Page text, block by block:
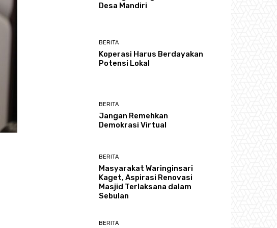
Desa Mandiri
BERITA
Koperasi Harus Berdayakan
Potensi Lokal
BERITA
Jangan Remehkan
Demokrasi Virtual
BERITA
Masyarakat Waringinsari
Kaget, Aspirasi Renovasi
Masjid Terlaksana dalam
Sebulan
BERITA